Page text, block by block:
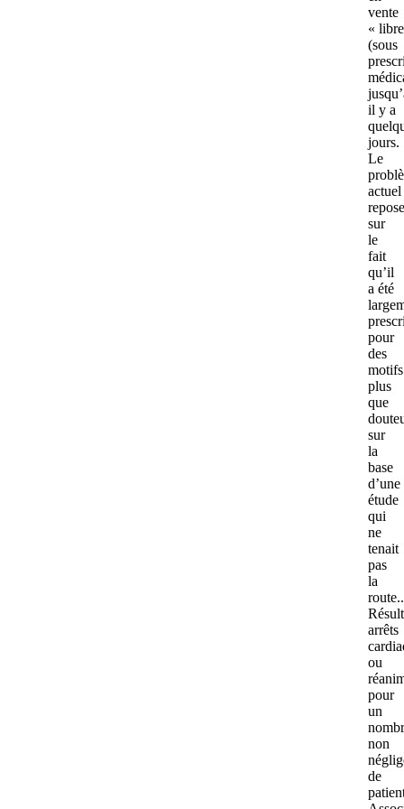
vente
«
(sous
il y a
jours.
Le
actuel
repose
sur
le
fait
qu’il
a été
pour
des
motifs
plus
que
sur
la
base
d’une
étude
qui
ne
tenait
pas
la
route..
arrêts
ou
pour
un
non
de